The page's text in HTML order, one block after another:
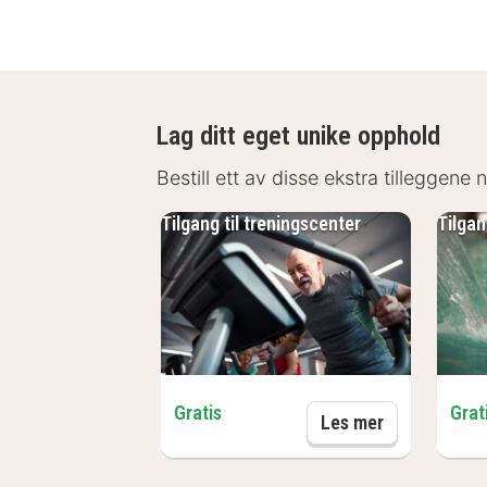
Lag ditt eget unike opphold
Bestill ett av disse ekstra tilleggene
Tilgang til treningscenter
Gratis Les merTilgang til